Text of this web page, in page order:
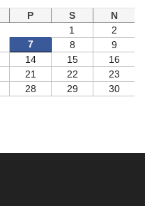
P S
N
1
2
7 8
9
14 15
16
21 22
23
28 29
30